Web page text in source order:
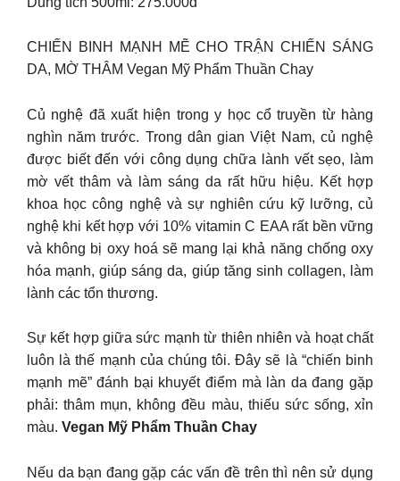
CHIẾN BINH MẠNH MẼ CHO TRẬN CHIẾN SÁNG
DA, MỜ THÂM Vegan Mỹ Phẩm Thuần Chay
Củ nghệ đã xuất hiện trong y học cổ truyền từ hàng
nghìn năm trước. Trong dân gian Việt Nam, củ nghệ
được biết đến với công dụng chữa lành vết sẹo, làm
mờ vết thâm và làm sáng da rất hữu hiệu. Kết hợp
khoa học công nghệ và sự nghiên cứu kỹ lưỡng, củ
nghệ khi kết hợp với 10% vitamin C EAA rất bền vững
và không bị oxy hoá sẽ mang lại khả năng chống oxy
hóa mạnh, giúp sáng da, giúp tăng sinh collagen, làm
lành các tổn thương.
Sự kết hợp giữa sức mạnh từ thiên nhiên và hoạt chất
luôn là thế mạnh của chúng tôi. Đây sẽ là “chiến binh
mạnh mẽ” đánh bại khuyết điểm mà làn da đang gặp
phải: thâm mụn, không đều màu, thiếu sức sống, xỉn
màu. Vegan Mỹ Phẩm Thuần Chay
Nếu da bạn đang gặp các vấn đề trên thì nên sử dụng